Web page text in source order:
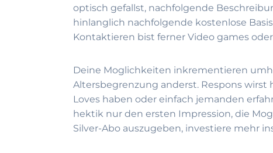
optisch gefallst, nachfolgende
hinlanglich nachfolgende kostenlose
Kontaktieren bist ferner Video games
Deine Moglichkeiten inkrementieren
Altersbegrenzung anderst. Respons wirst
Loves haben oder einfach jemanden
hektik nur den ersten Impression, die
Silver-Abo auszugeben, investiere mehr